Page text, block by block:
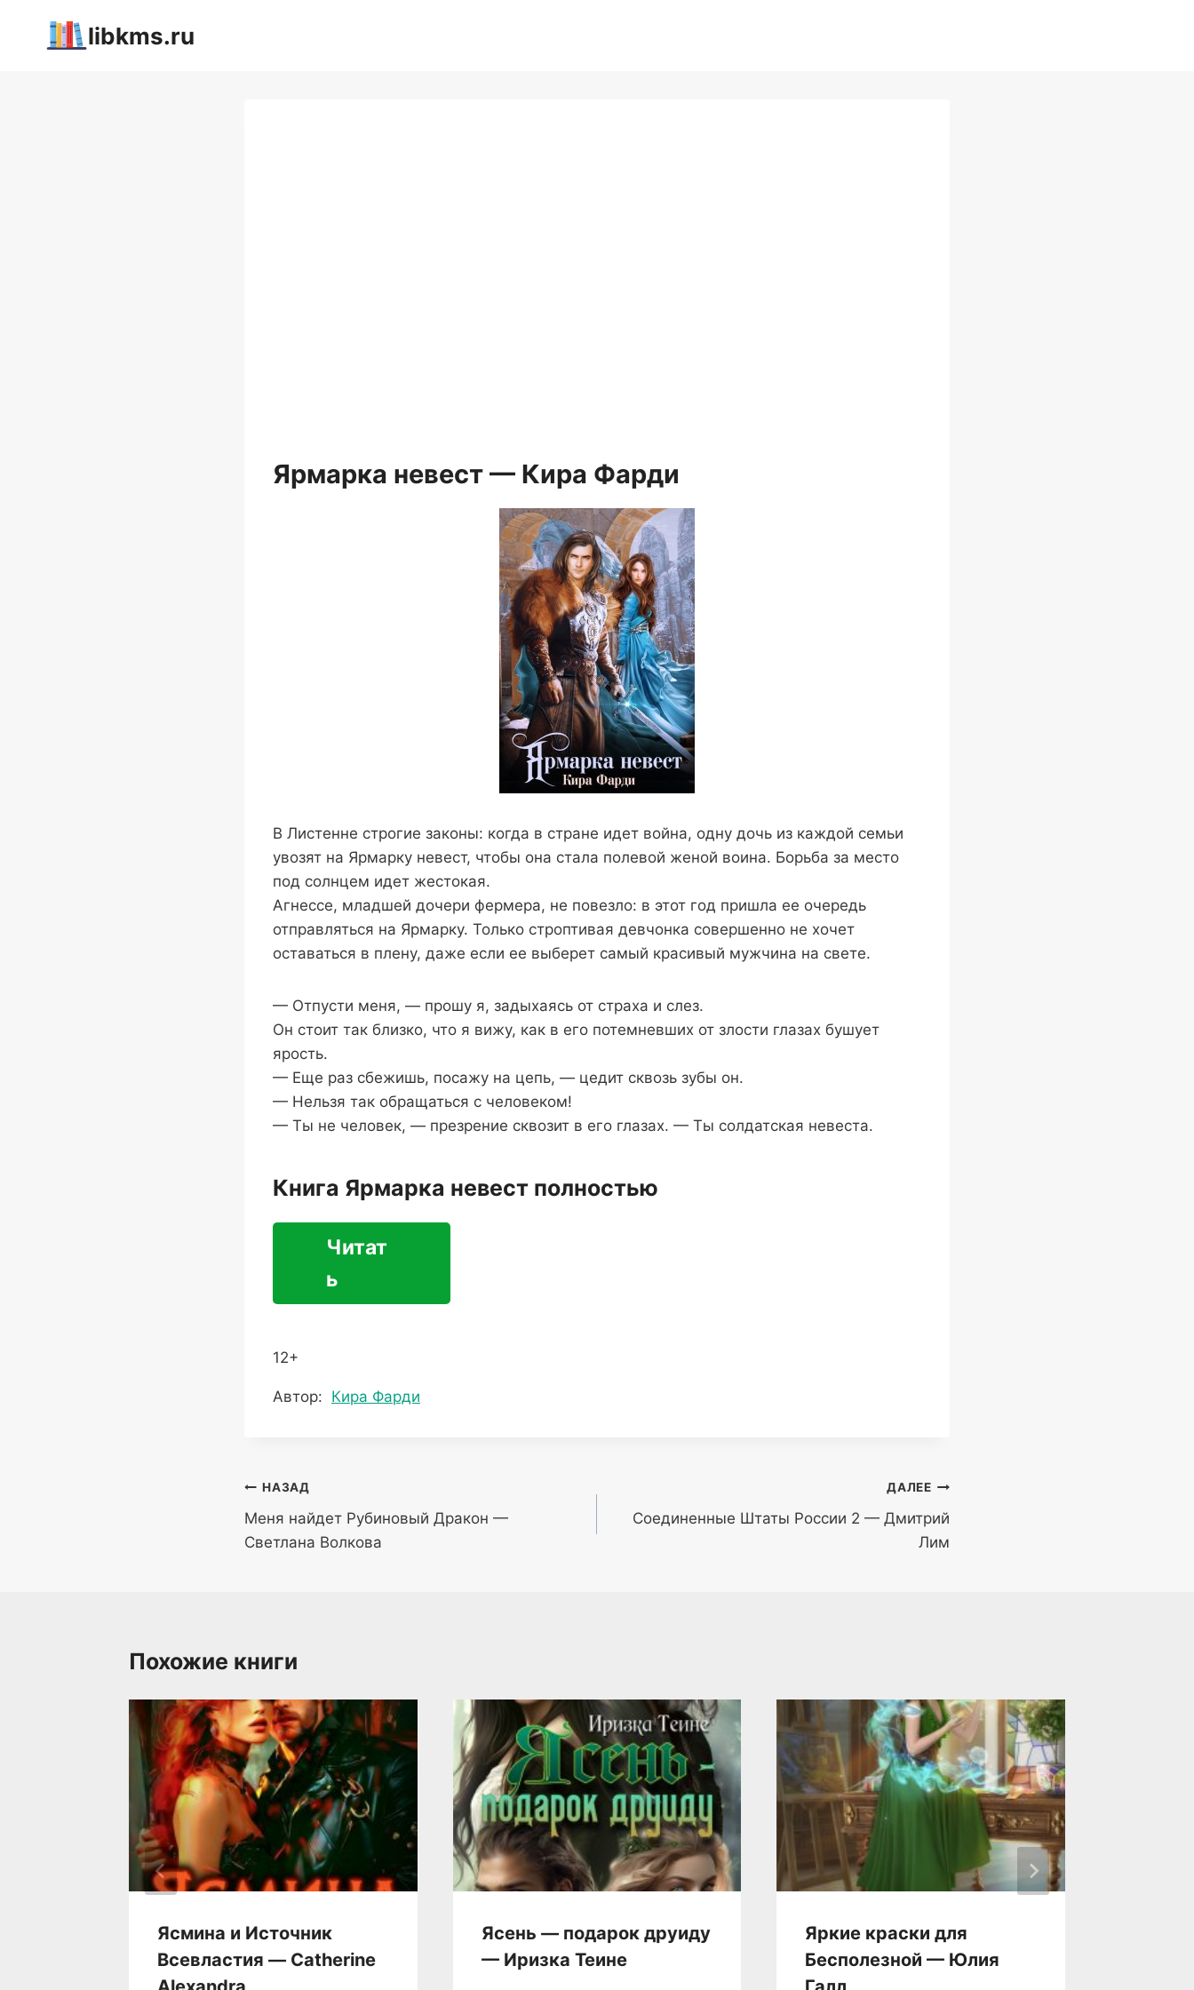
libkms.ru
Ярмарка невест — Кира Фарди
В Листенне строгие законы: когда в стране идет война, одну дочь из каждой семьи
увозят на Ярмарку невест, чтобы она стала полевой женой воина. Борьба за место
под солнцем идет жестокая.
Агнессе, младшей дочери фермера, не повезло: в этот год пришла ее очередь
отправляться на Ярмарку. Только строптивая девчонка совершенно не хочет
оставаться в плену, даже если ее выберет самый красивый мужчина на свете.
— Отпусти меня, — прошу я, задыхаясь от страха и слез.
Он стоит так близко, что я вижу, как в его потемневших от злости глазах бушует
ярость.
— Еще раз сбежишь, посажу на цепь, — цедит сквозь зубы он.
— Нельзя так обращаться с человеком!
— Ты не человек, — презрение сквозит в его глазах. — Ты солдатская невеста.
Книга Ярмарка невест полностью
Читат
ь
12+
Метки
Автор: Кира Фарди
Навигация
по
записям
НАЗАД
Меня найдет Рубиновый Дракон —
Светлана Волкова
ДАЛЕЕ
Соединенные Штаты России 2 — Дмитрий
Лим
Похожие книги
Ясмина и Источник
Всевластия — Catherine
Ясень — подарок друиду
— Иризка Теине
Яркие краски для
Бесполезной — Юлия